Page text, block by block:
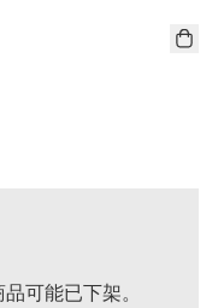
可能已下架。